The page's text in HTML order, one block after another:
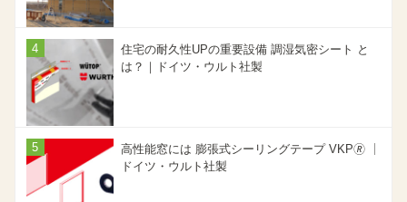
住宅の耐久性UPの重要設備 調湿気密シート と
は？｜ドイツ・ウルト社製
高性能窓には 膨張式シーリングテープ VKP🄬 ｜
ドイツ・ウルト社製